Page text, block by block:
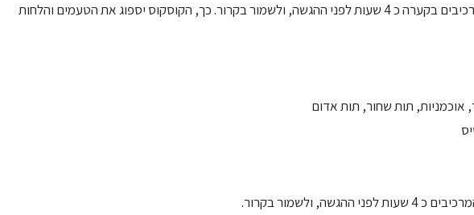
לערבב את כל המרכיבים בקערה כ 4 שעות לפני ההגשה, ולשמור בקרור. כך, הקוסקוס יספוג את הטעמים והלחות
ולשמור בקרור.